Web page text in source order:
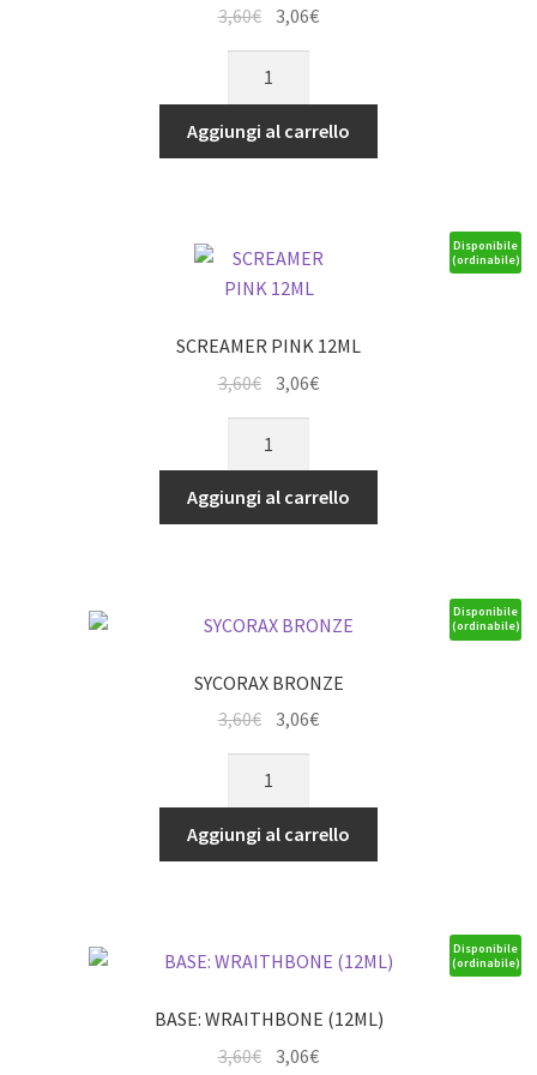
3,60€
prezzo
originale
era:
3,60€.
3,06€Il
è:
3,06€.
COPPER
(12ML)
Aggiungi al carrello
Disponibile
(ordinabile)
SCREAMER PINK 12ML
3,60€
originale
era:
3,60€.
3,06€Il
è:
3,06€.
12ML
quantità
Aggiungi al carrello
Disponibile
(ordinabile)
SYCORAX BRONZE
3,60€
prezzo
originale
era:
3,60€.
3,06€Il
è:
3,06€.
quantità
Aggiungi al carrello
Disponibile
(ordinabile)
BASE: WRAITHBONE (12ML)
3,60€ 3,06€Il